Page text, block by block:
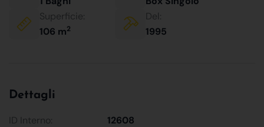
Superficie:
106 m2
Del:
1995
Dettagli
ID Interno:
12608